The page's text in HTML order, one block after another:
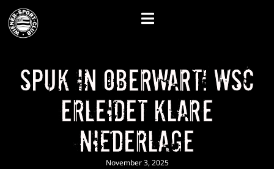
Spuk in Oberwart! WSC
erleidet klare
Niederlage
November 3, 2025